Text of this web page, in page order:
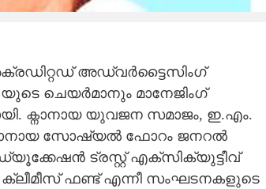
അഡ്വർട്ടൈസിംഗ്
ചെയർമാനും മാനേജിംഗ്
ക്നാനായ യുവജന സമാജം,​ ഇ.എം.
സോഷ്യൽ ഫോറം ജനറൽ
ട്രസ്റ്റ് എക്സിക്യുട്ടീവ്
ക്ലീമീസ് ഫണ്ട് എന്നീ സംഘടനകളുടെ